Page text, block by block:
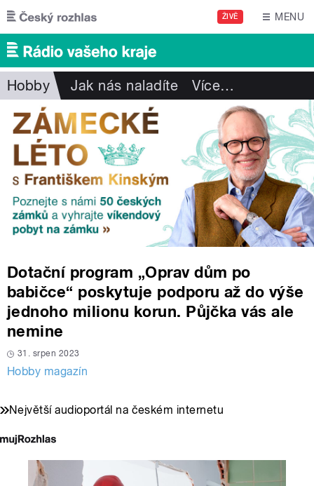
Přejít k hlavnímu obsahu
ŽIVĚ MENU
Hobby Jak nás naladíte Více…
Dotační program „Oprav dům po
babičce“ poskytuje podporu až do výše
jednoho milionu korun. Půjčka vás ale
nemine
31. srpen 2023
Hobby magazín
Největší audioportál na českém internetu